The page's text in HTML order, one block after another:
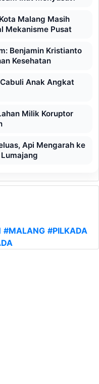
Malang Masih
Mekanisme Pusat
Benjamin Kristianto
Kesehatan
Anak Angkat
Milik Koruptor
Api Mengarah ke
#MALANG #PILKADA